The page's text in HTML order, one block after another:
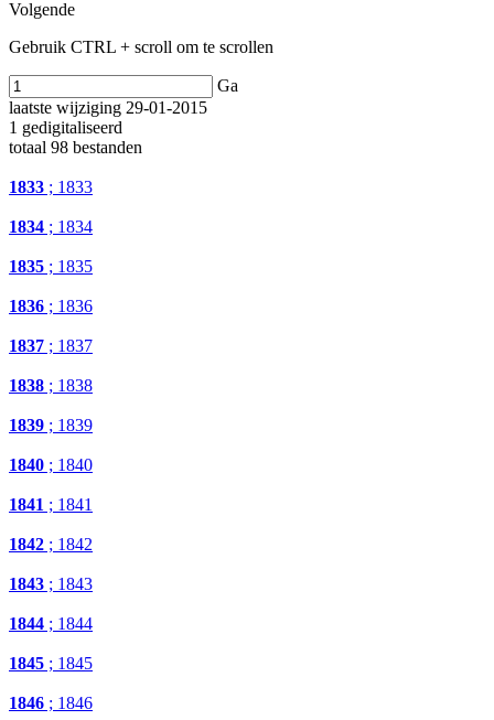
Volgende
Gebruik CTRL + scroll om te scrollen
Ga
laatste wijziging 29-01-2015
1 gedigitaliseerd
totaal 98 bestanden
1833 ; 1833
1834 ; 1834
1835 ; 1835
1836 ; 1836
1837 ; 1837
1838 ; 1838
1839 ; 1839
1840 ; 1840
1841 ; 1841
1842 ; 1842
1843 ; 1843
1844 ; 1844
1845 ; 1845
1846 ; 1846